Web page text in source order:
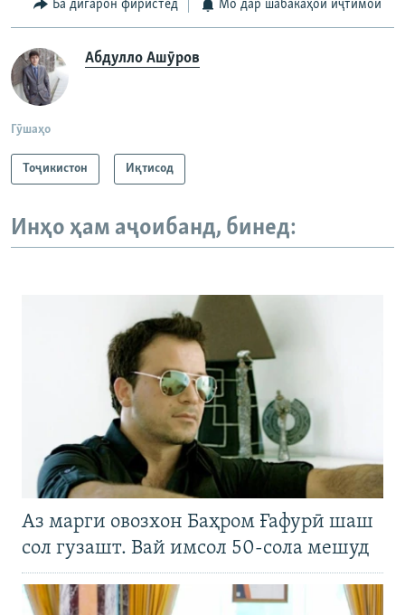
Ба дигарон фиристед Мо дар шабакаҳои иҷтимоӣ
Абдулло Ашӯров
Гӯшаҳо
Тоҷикистон Иқтисод
Инҳо ҳам аҷоибанд, бинед:
Аз марги овозхон Баҳром Ғафурӣ шаш
сол гузашт. Вай имсол 50-сола мешуд